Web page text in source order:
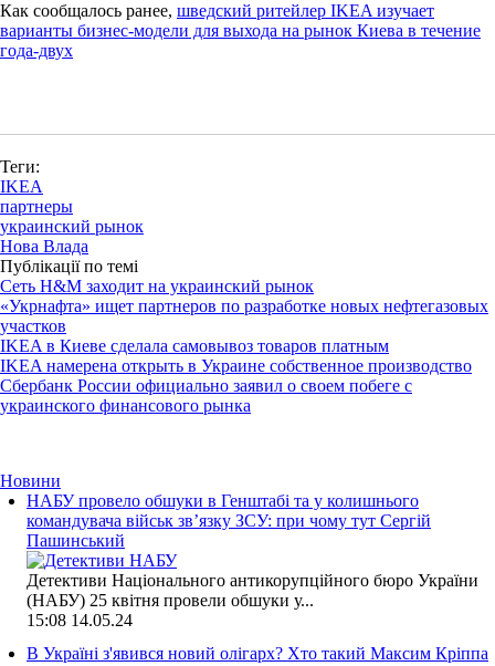
Как сообщалось ранее, шведский ритейлер IKEA изучает
варианты бизнес-модели для выхода на рынок Киева в течение
года-двух
Теги:
IKEA
партнеры
украинский рынок
Нова Влада
Публікації по темі
Сеть H&M заходит на украинский рынок
«Укрнафта» ищет партнеров по разработке новых нефтегазовых
участков
IKEA в Киеве сделала самовывоз товаров платным
IKEA намерена открыть в Украине собственное производство
Сбербанк России официально заявил о своем побеге с
украинского финансового рынка
Новини
НАБУ провело обшуки в Генштабі та у колишнього
командувача військ зв’язку ЗСУ: при чому тут Сергій
Пашинський
Детективи Національного антикорупційного бюро України
(НАБУ) 25 квітня провели обшуки у...
15:08 14.05.24
В Україні з'явився новий олігарх? Хто такий Максим Кріппа